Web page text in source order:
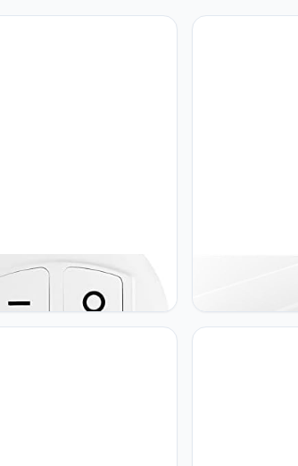
Fengyan
LED
Lampen 12 V DIY
Afstandsbediening
Outdoors LED
Motion Sensor